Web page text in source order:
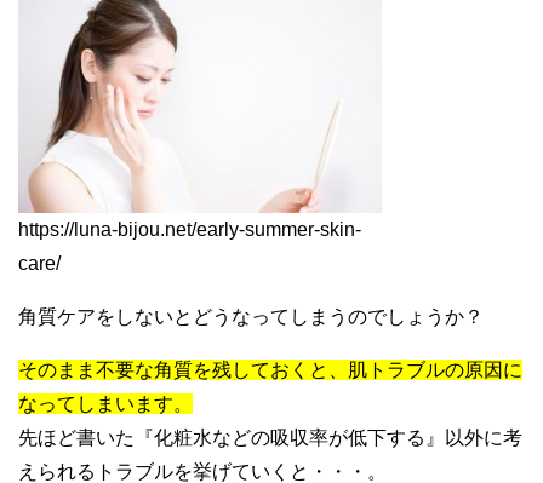
https://luna-bijou.net/early-summer-skin-
care/
角質ケアをしないとどうなってしまうのでしょうか？
そのまま不要な角質を残しておくと、肌トラブルの原因に
なってしまいます。
先ほど書いた『化粧水などの吸収率が低下する』以外に考
えられるトラブルを挙げていくと・・・。